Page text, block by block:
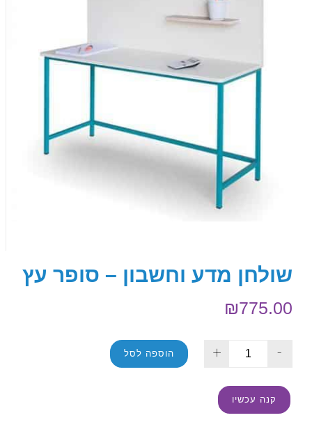
שולחן מדע וחשבון – סופר עץ
₪775.00
-
+ הוספה לסל
קנה עכשיו